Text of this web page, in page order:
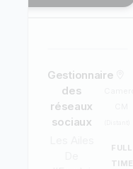
Gestionnaire
des
réseaux
sociaux
FULL
TIME